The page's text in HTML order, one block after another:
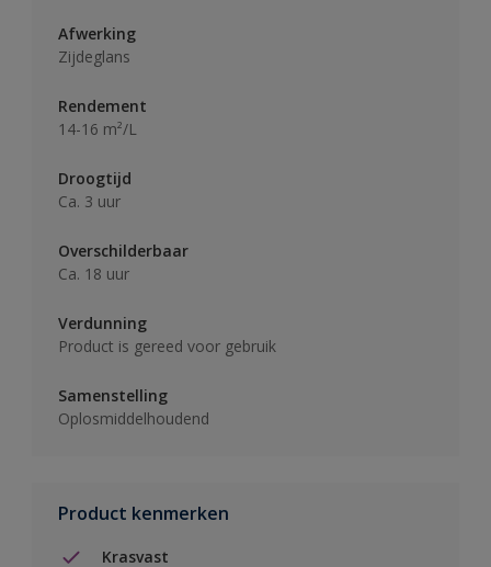
Afwerking
Zijdeglans
Rendement
14-16 m²/L
Droogtijd
Ca. 3 uur
Overschilderbaar
Ca. 18 uur
Verdunning
Product is gereed voor gebruik
Samenstelling
Oplosmiddelhoudend
Product kenmerken
Krasvast